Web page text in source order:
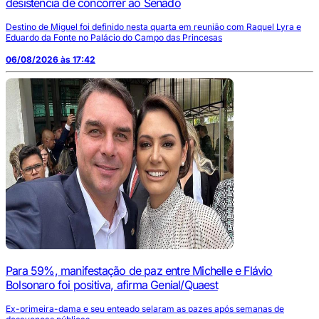
desistência de concorrer ao Senado
Destino de Miguel foi definido nesta quarta em reunião com Raquel Lyra e
Eduardo da Fonte no Palácio do Campo das Princesas
06/08/2026 às 17:42
Para 59%, manifestação de paz entre Michelle e Flávio
Bolsonaro foi positiva, afirma Genial/Quaest
Ex-primeira-dama e seu enteado selaram as pazes após semanas de